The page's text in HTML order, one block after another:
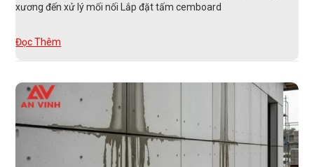
xương đến xử lý mối nối Lắp đặt tấm cemboard
Đọc Thêm